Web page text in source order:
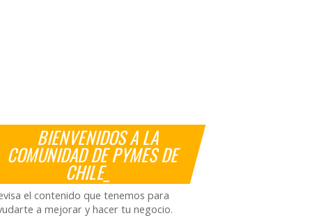
BIENVENIDOS A LA
COMUNIDAD DE PYMES DE
CHILE_
el contenido que tenemos para
a mejorar y hacer tu negocio.